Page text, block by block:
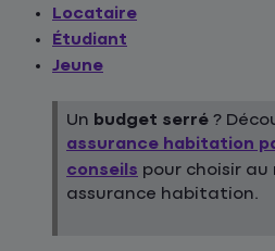
Locataire
Étudiant
Jeune
Un budget serré ?
assurance habitation
conseils pour choisir au
assurance habitation.